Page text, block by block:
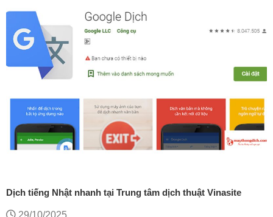
Dịch tiếng Nhật nhanh tại Trung tâm dịch thuật Vinasite
29/10/2025